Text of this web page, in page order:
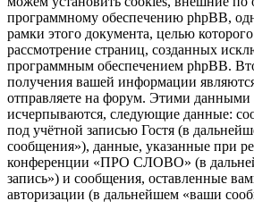
программному обеспечению phpBB,
рамки этого документа, целью которого
рассмотрение страниц, созданных
программным обеспечением phpBB.
получения вашей информации
отправляете на форум. Этими данными
исчерпываются, следующие данные:
под учётной записью Гостя (в
сообщения»), данные, указанные при
конференции «ПРО СЛОВО» (в
запись») и сообщения, оставленные
авторизации (в дальнейшем «ваши